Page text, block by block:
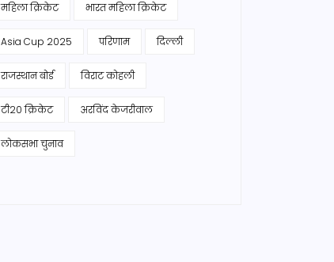
महिला क्रिकेट भारत महिला क्रिकेट
Asia Cup 2025 परिणाम दिल्ली
राजस्थान बोर्ड विराट कोहली
टी20 क्रिकेट अरविंद केजरीवाल
लोकसभा चुनाव